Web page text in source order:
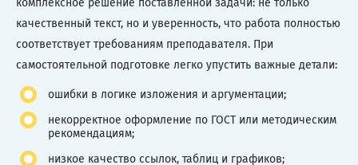
качественный текст, но и уверенность, что работа полностью
соответствует требованиям преподавателя. При
самостоятельной подготовке легко упустить важные детали:
ошибки в логике изложения и аргументации;
некорректное оформление по ГОСТ или методическим
рекомендациям;
низкое качество ссылок, таблиц и графиков;